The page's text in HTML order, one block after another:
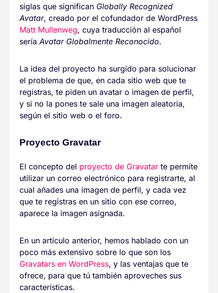
siglas que significan Globally Recognized
Avatar, creado por el cofundador de WordPress
Matt Mullenweg, cuya traducción al español
seríaAvatar Globalmente Reconocido.
La idea del proyecto ha surgido para solucionar
el problema de que, en cada sitio web que te
registras, te piden un avatar o imagen de perfil,
y si no la pones te sale una imagen aleatoria,
según el sitio web o el foro.
Proyecto Gravatar
El concepto del proyecto de Gravatar te permite
utilizar un correo electrónico para registrarte, al
cual añades una imagen de perfil, y cada vez
que te registras en un sitio con ese correo,
aparece la imagen asignada.
En un artículo anterior, hemos hablado con un
poco más extensivo sobre lo que son los
Gravatars en WordPress, y las ventajas que te
ofrece, para que tú también aproveches sus
características.